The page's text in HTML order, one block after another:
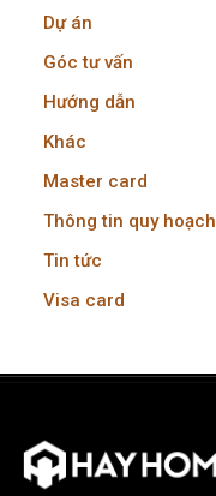
Dự án
Góc tư vấn
Hướng dẫn
Khác
Master card
Thông tin quy hoạch
Tin tức
Visa card